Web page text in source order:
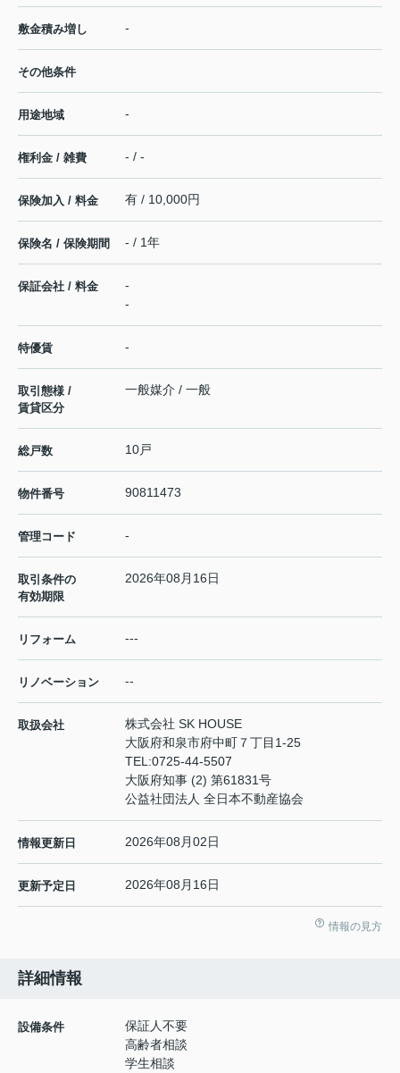
敷金積み増し -
その他条件
用途地域 -
権利金 / 雑費 - / -
保険加入 / 料金 有 / 10,000円
保険名 / 保険期間 - / 1年
保証会社 / 料金
-
-
特優賃 -
取引態様 /
賃貸区分
一般媒介 / 一般
総戸数 10戸
物件番号 90811473
管理コード -
取引条件の
有効期限
2026年08月16日
リフォーム ---
リノベーション --
取扱会社
株式会社 SK HOUSE
大阪府和泉市府中町７丁目1-25
TEL:0725-44-5507
大阪府知事 (2) 第61831号
公益社団法人 全日本不動産協会
情報更新日 2026年08月02日
更新予定日 2026年08月16日
情報の見方
詳細情報
設備条件
保証人不要
高齢者相談
学生相談